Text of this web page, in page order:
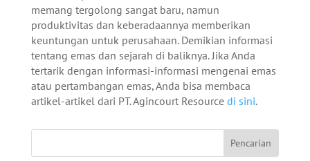
memang tergolong sangat baru, namun
produktivitas dan keberadaannya memberikan
keuntungan untuk perusahaan. Demikian informasi
tentang emas dan sejarah di baliknya. Jika Anda
tertarik dengan informasi-informasi mengenai emas
atau pertambangan emas, Anda bisa membaca
artikel-artikel dari PT. Agincourt Resource di sini.